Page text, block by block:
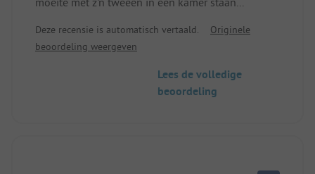
Deze recensie is automatisch vertaald.
Originele
beoordeling weergeven
Lees de volledige
beoordeling